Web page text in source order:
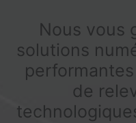
Nous vous
solutions
de